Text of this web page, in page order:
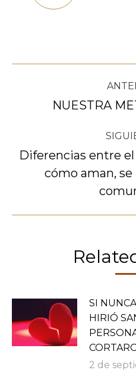
Navegación
entreNUESTRA
Diferencias entre
cómo aman,
SI
HIRIÓ
2 de